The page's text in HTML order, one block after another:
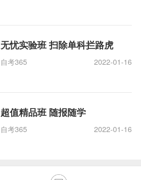
无忧实验班 扫除单科拦路虎
自考365 2022-01-16
超值精品班 随报随学
自考365 2022-01-16